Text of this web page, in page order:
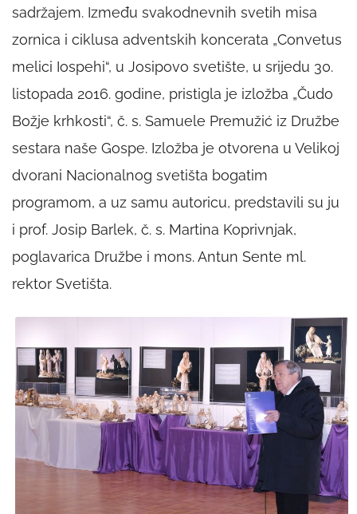
sadržajem. Između svakodnevnih svetih misa
zornica i ciklusa adventskih koncerata „Convetus
melici Iospehi“, u Josipovo svetište, u srijedu 30.
listopada 2016. godine, pristigla je izložba „Čudo
Božje krhkosti“, č. s. Samuele Premužić iz Družbe
sestara naše Gospe. Izložba je otvorena u Velikoj
dvorani Nacionalnog svetišta bogatim
programom, a uz samu autoricu, predstavili su ju
i prof. Josip Barlek, č. s. Martina Koprivnjak,
poglavarica Družbe i mons. Antun Sente ml.
rektor Svetišta.